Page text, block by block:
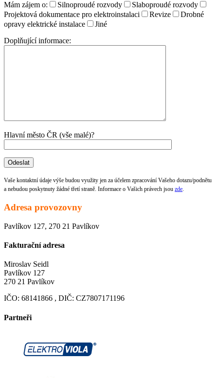
Mám zájem o: Silnoproudé rozvody
Slaboproudé rozvody
Projektová dokumentace pro elektroinstalaci
Revize
Drobné
opravy elektrické instalace
Jiné
Doplňující informace:
Hlavní město ČR (vše malé)?
Vaše kontaktní údaje výše budou využity jen za účelem zpracování Vašeho dotazu/podnětu
a nebudou poskytnuty žádné třetí straně. Informace o Vašich právech jsou zde.
Adresa provozovny
Pavlíkov 127, 270 21 Pavlíkov
Fakturační adresa
Miroslav Seidl
Pavlíkov 127
270 21 Pavlíkov
IČO: 68141866 , DIČ: CZ7807171196
Partneři